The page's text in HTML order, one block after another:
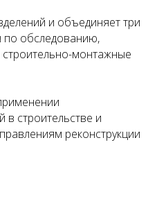
и объединяет три
по обследованию,
монтажные
в строительстве и
реконструкции